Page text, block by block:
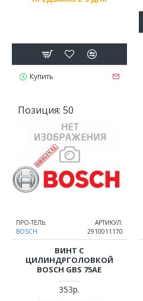
Купить
Позиция: 50
ПРО-ТЕЛЬ:
BOSCH
АРТИКУЛ:
2910011170
ВИНТ С
ЦИЛИНДРГОЛОВКОЙ
BOSCH GBS 75AE
353р.